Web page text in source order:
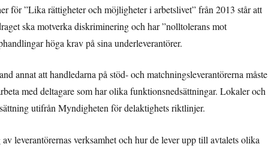
för ”Lika rättigheter och möjligheter i arbetslivet” från 2013 står att
ska motverka diskriminering och har ”nolltolerans mot
höga krav på sina underleverantörer.
annat att handledarna på stöd- och matchningsleverantörerna måste
med deltagare som har olika funktionsnedsättningar. Lokaler och
utifrån Myndigheten för delaktighets riktlinjer.
leverantörernas verksamhet och hur de lever upp till avtalets olika